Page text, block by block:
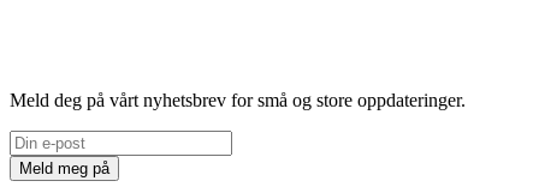
Meld deg på vårt nyhetsbrev for små og store oppdateringer.
Meld meg på